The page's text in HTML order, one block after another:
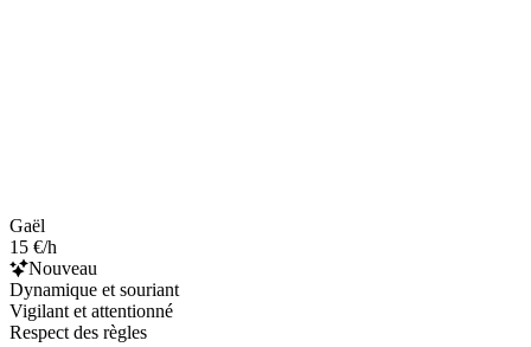
Gaël
15 €/h
Nouveau
Dynamique et souriant
Vigilant et attentionné
Respect des règles